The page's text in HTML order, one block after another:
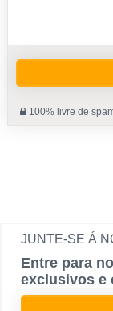
100% livre de
JUNTE-SE Á
Entre para
exclusivos e